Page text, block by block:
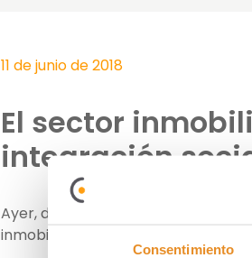
Consentimiento
11 de junio de 2018
El sector
integración
Ayer, domingo 10 de junio, se
inmobiliario. El evento lo